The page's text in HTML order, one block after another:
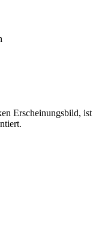
Erscheinungsbild, ist